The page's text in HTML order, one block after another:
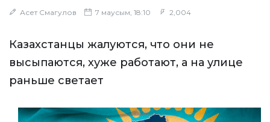
Асет Смагулов 7 маусым, 18:10 2,004
Казахстанцы жалуются, что они не
высыпаются, хуже работают, а на улице
раньше светает